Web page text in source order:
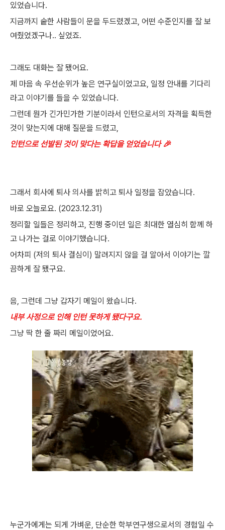
있었습니다.
지금까지 숱한 사람들이 문을 두드렸겠고, 어떤 수준인지를 잘 보
여줬었겠구나.. 싶었죠.
그래도 대화는 잘 됐어요.
제 마음 속 우선순위가 높은 연구실이었고요, 일정 안내를 기다리
라고 이야기를 들을 수 있었습니다.
그런데 뭔가 긴가민가한 기분이라서 인턴으로서의 자격을 획득한
것이 맞는지에 대해 질문을 드렸고,
인턴으로 선발된 것이 맞다는 확답을 얻었습니다 🎉
그래서 회사에 퇴사 의사를 밝히고 퇴사 일정을 잡았습니다.
바로 오늘로요. (2023.12.31)
정리할 일들은 정리하고, 진행 중이던 일은 최대한 열심히 함께 하
고 나가는 걸로 이야기했습니다.
어차피 (저의 퇴사 결심이) 말려지지 않을 걸 알아서 이야기는 깔
끔하게 잘 됐구요.
음, 그런데 그냥 갑자기 메일이 왔습니다.
내부 사정으로 인해 인턴 못하게 됐다구요.
그냥 딱 한 줄 짜리 메일이었어요.
누군가에게는 되게 가벼운, 단순한 학부연구생으로서의 경험일 수